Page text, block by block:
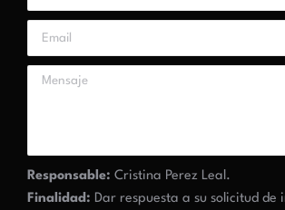
Responsable: Cristina Perez Leal.
Finalidad: Dar respuesta a su solicitud